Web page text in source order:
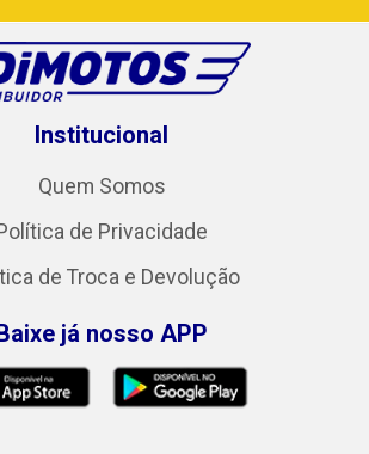
Institucional
Quem Somos
de Privacidade
de Troca e Devolução
já nosso APP